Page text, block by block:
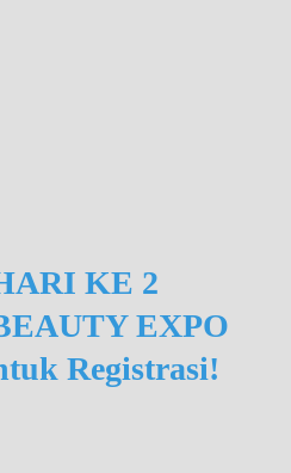
KE 2
EXPO
Registrasi!